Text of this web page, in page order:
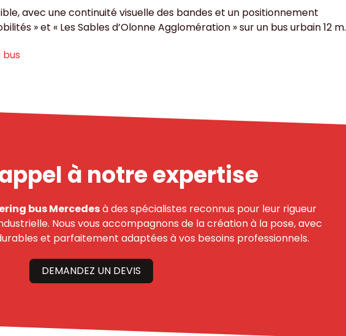
avec une continuité visuelle des bandes et un positionnement
» et « Les Sables d’Olonne Agglomération » sur un bus urbain 12 m.
à notre expertise
bus Mercedesà des spécialistes reconnus pour leur rigueur
Nous vous accompagnons de la création à la pose, avec
et parfaitement adaptées à vos besoins professionnels.
DEMANDEZ UN DEVIS